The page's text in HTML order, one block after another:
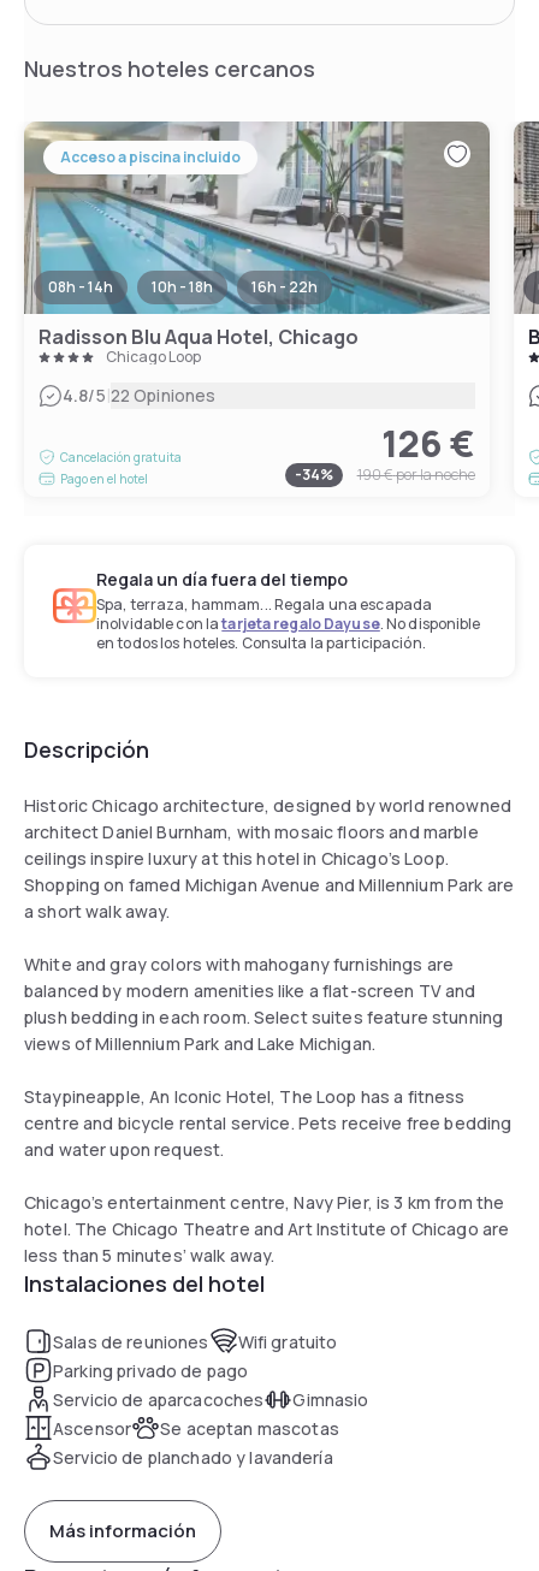
Nuestros hoteles cercanos
Acceso a piscina incluido
08h - 14h 10h - 18h 16h - 22h
Radisson Blu Aqua Hotel, Chicago
Chicago Loop
4.8/5|22 Opiniones
Cancelación gratuita
Pago en el hotel
126 €
-34% 190 €por la noche
Regala un día fuera del tiempo
Spa, terraza, hammam... Regala una escapada
inolvidable con latarjeta regalo Dayuse. No disponible
en todos los hoteles. Consulta la participación.
Descripción
Historic Chicago architecture, designed by world renowned
architect Daniel Burnham, with mosaic floors and marble
ceilings inspire luxury at this hotel in Chicago’s Loop.
Shopping on famed Michigan Avenue and Millennium Park are
a short walk away.
White and gray colors with mahogany furnishings are
balanced by modern amenities like a flat-screen TV and
plush bedding in each room. Select suites feature stunning
views of Millennium Park and Lake Michigan.
Staypineapple, An Iconic Hotel, The Loop has a fitness
centre and bicycle rental service. Pets receive free bedding
and water upon request.
Chicago’s entertainment centre, Navy Pier, is 3 km from the
hotel. The Chicago Theatre and Art Institute of Chicago are
less than 5 minutes’ walk away.
Instalaciones del hotel
Salas de reuniones
Wifi gratuito
Parking privado de pago
Servicio de aparcacoches
Gimnasio
Ascensor
Se aceptan mascotas
Servicio de planchado y lavandería
Más información